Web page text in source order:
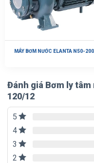
MÁY BƠM NƯỚC ELANTA N50-
Đánh giá Bơm ly tâm
120/12
5
4
3
2